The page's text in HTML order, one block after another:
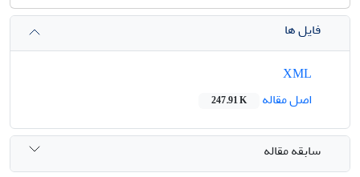
فایل ها
اصل مقاله
247.91 K
سابقه مقاله